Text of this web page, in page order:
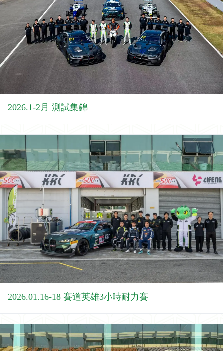
2026.1-2月 測試集錦
2026.01.16-18 賽道英雄3小時耐力賽